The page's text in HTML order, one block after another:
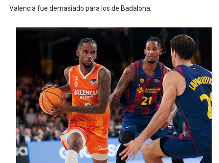
Valencia fue demasiado para los de Badalona.